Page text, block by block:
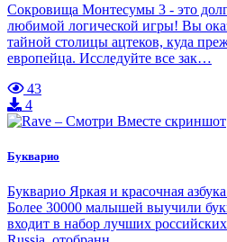
Сокровища Монтесумы 3 - это
любимой логической игры! Вы
тайной столицы ацтеков, куда
европейца. Исследуйте все зак…
43
4
Букварио
Букварио Яркая и красочная
Более 30000 малышей выучили
входит в набор лучших